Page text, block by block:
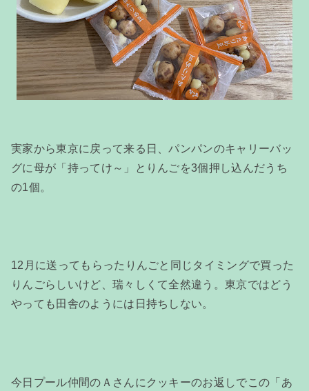
実家から東京に戻って来る日、パンパンのキャリーバッ
グに母が「持ってけ～」とりんごを3個押し込んだうち
の1個。
12月に送ってもらったりんごと同じタイミングで買った
りんごらしいけど、瑞々しくて全然違う。東京ではどう
やっても田舎のようには日持ちしない。
今日プール仲間のＡさんにクッキーのお返しでこの「あ